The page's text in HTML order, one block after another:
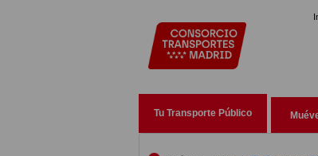
Tu Transporte Público